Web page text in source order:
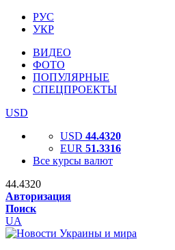
РУС
УКР
ВИДЕО
ФОТО
ПОПУЛЯРНЫЕ
СПЕЦПРОЕКТЫ
USD
USD 44.4320
EUR 51.3316
Все курсы валют
44.4320
Авторизация
Поиск
UA